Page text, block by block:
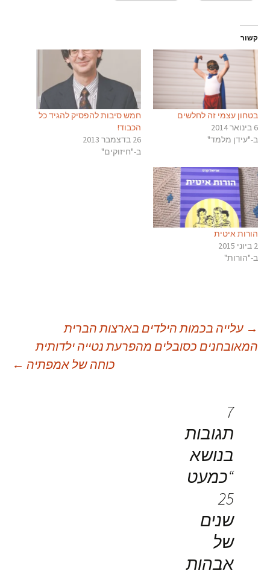
קשור
בטחון עצמי זה לחלשים
6 בינואר 2014
ב-"עידן מלמד"
חמש סיבות להפסיק להגיד כל
הכבוד!
26 בדצמבר 2013
ב-"חיזוקים"
הורות איטית
2 ביוני 2015
ב-"הורות"
ניווט
→ עלייה בכמות הילדים בארצות הברית
המאובחנים כסובלים מהפרעת נטייה ילדותית
כוחה של אמפתיה ←
7
תגובות
בנושא
“כמעט
25
שנים
של
אבהות